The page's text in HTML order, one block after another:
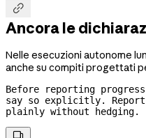

Ancora le
Nelle esecuzioni autonome
anche su compiti progettati
Before reporting
say so explicitly.
plainly without hedging.